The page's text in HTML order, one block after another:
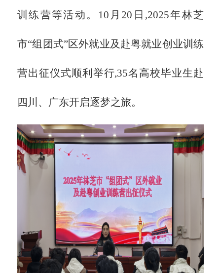
训练营等活动。10月20日,2025年林芝
市“组团式”区外就业及赴粤就业创业训练
营出征仪式顺利举行,35名高校毕业生赴
四川、广东开启逐梦之旅。